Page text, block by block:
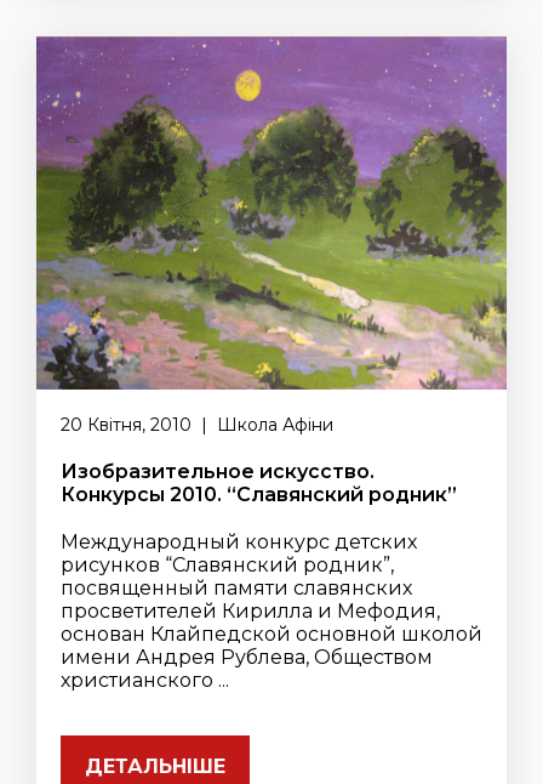
20 Квітня, 2010 | Школа Афіни
Изобразительное искусство.
Конкурсы 2010. “Славянский родник”
Международный конкурс детских
рисунков “Славянский родник”,
посвященный памяти славянских
просветителей Кирилла и Мефодия,
основан Клайпедской основной школой
имени Андрея Рублева, Обществом
христианского ...
ДЕТАЛЬНІШЕ